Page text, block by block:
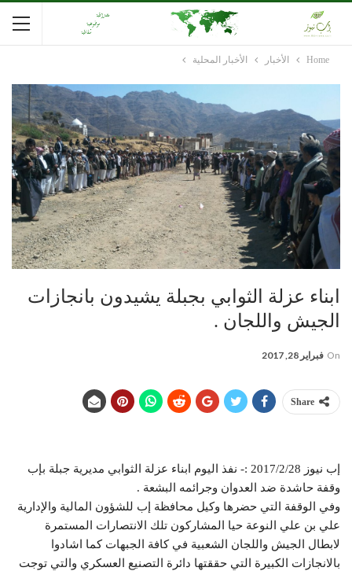
Home الأخبار الأخبار المحلية
ابناء عزلة الثوابي بجبلة يشيدون بانجازات
الجيش واللجان .
On فبراير 28, 2017
Share
إب نيوز 2017/2/28 :- نفذ اليوم ابناء عزلة الثوابي مديرية جبلة بإب
وقفة حاشدة ضد العدوان وجرائمه البشعة .
وفي الوقفة التي حضرها وكيل محافظة إب للشؤون المالية واﻹدارية
علي بن علي النوعة حيا المشاركون تلك الانتصارات المستمرة
لابطال الجيش واللجان الشعبية في كافة الجبهات كما اشادوا
بالانجازات الكبيرة التي حققتها دائرة التصنيع العسكري والتي توجت